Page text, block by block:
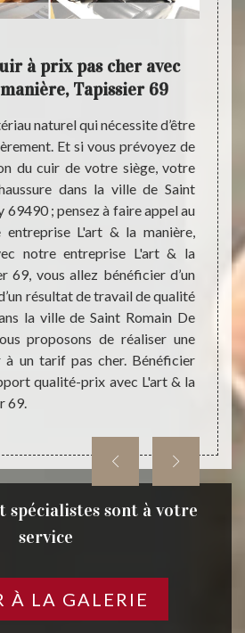
à prix pas cher avec
Tapissier 69
naturel qui nécessite d’être
Et si vous prévoyez de
du cuir de votre siège, votre
dans la ville de Saint
69490 ; pensez à faire appel au
entreprise L'art & la manière,
notre entreprise L'art & la
69, vous allez bénéficier d’un
résultat de travail de qualité
la ville de Saint Romain De
proposons de réaliser une
un tarif pas cher. Bénéficier
qualité-prix avec L'art & la
69.
Si
cuir
au
une
que
de
spécialistes sont à votre
service
À LA GALERIE